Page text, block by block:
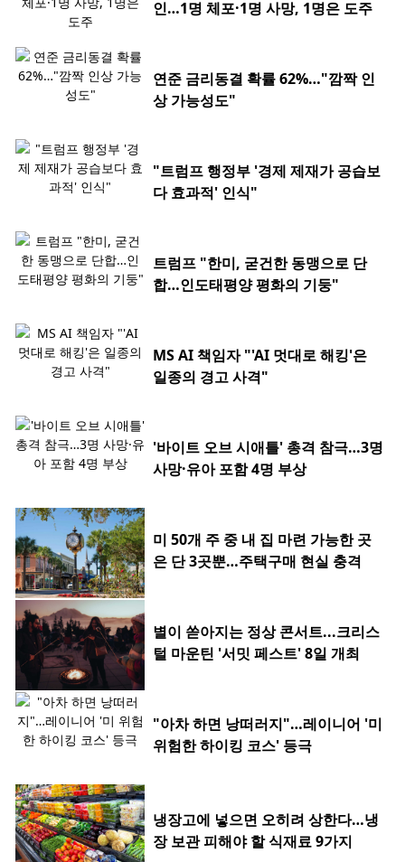
인…1명 체포·1명 사망, 1명은 도주
연준 금리동결 확률 62%…"깜짝 인
상 가능성도"
"트럼프 행정부 '경제 제재가 공습보
다 효과적' 인식"
트럼프 "한미, 굳건한 동맹으로 단
합…인도태평양 평화의 기둥"
MS AI 책임자 "'AI 멋대로 해킹'은
일종의 경고 사격"
'바이트 오브 시애틀' 총격 참극…3명
사망·유아 포함 4명 부상
미 50개 주 중 내 집 마련 가능한 곳
은 단 3곳뿐…주택구매 현실 충격
별이 쏟아지는 정상 콘서트...크리스
털 마운틴 '서밋 페스트' 8일 개최
"아차 하면 낭떠러지"…레이니어 '미
위험한 하이킹 코스' 등극
냉장고에 넣으면 오히려 상한다…냉
장 보관 피해야 할 식재료 9가지